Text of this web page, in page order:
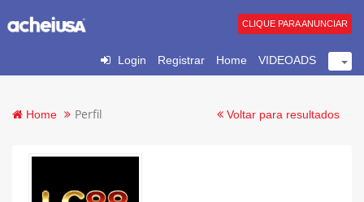
Login Registrar Home VIDEOADS
CLIQUE PARA ANUNCIAR
Home Perfil Voltar para resultados